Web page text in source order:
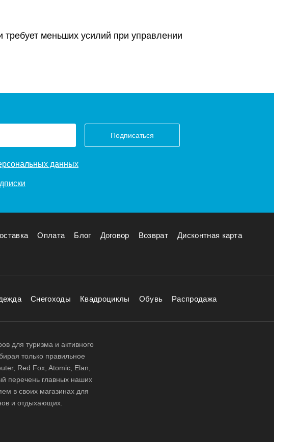
требует меньших усилий при управлении
Подписаться
данных
Оплата Блог Договор Возврат Дисконтная карта
Снегоходы Квадроциклы Обувь Распродажа
для туризма и активного
только правильное
Red Fox, Atomic, Elan,
перечень главных наших
в своих магазинах для
и отдыхающих.